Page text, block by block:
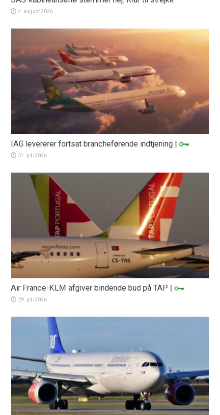
4. august 2026
IAG levererer fortsat brancheførende indtjening |
31. juli 2026
Air France-KLM afgiver bindende bud på TAP |
29. juli 2026